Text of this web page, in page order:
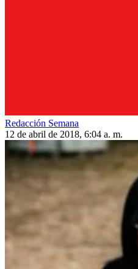
Redacción Semana
12 de abril de 2018, 6:04 a. m.